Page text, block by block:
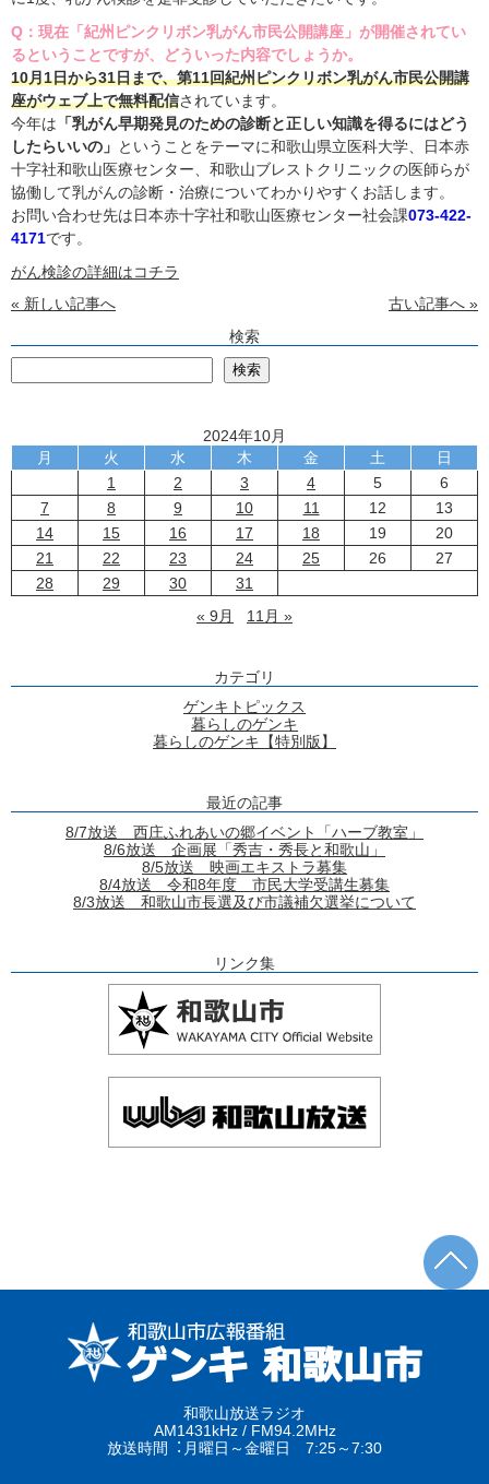
Q：現在「紀州ピンクリボン乳がん市民公開講座」が開催されてい
るということですが、どういった内容でしょうか。
10月1日から31日まで、第11回紀州ピンクリボン乳がん市民公開講
座がウェブ上で無料配信されています。
今年は 「乳がん早期発見のための診断と正しい知識を得るにはどう
したらいいの」 ということをテーマに和歌山県立医科大学、日本赤
十字社和歌山医療センター、和歌山ブレストクリニックの医師らが
協働して乳がんの診断・治療についてわかりやすくお話します。
お問い合わせ先は日本赤十字社和歌山医療センター社会課073-422-
4171です。
がん検診の詳細はコチラ
« 新しい記事へ
古い記事へ »
検索
検索
2024年10月
月
火 水 木 金 土
日
1
2 3 4 5
6
7
8 9 10 11 12
13
14
15 16 17 18 19
20
21
22 23 24 25 26
27
28
29 30
31
« 9月
11月 »
カテゴリ
ゲンキトピックス
暮らしのゲンキ
暮らしのゲンキ【特別版】
最近の記事
8/7放送 西庄ふれあいの郷イベント「ハーブ教室」
8/6放送 企画展「秀吉・秀長と和歌山」
8/5放送 映画エキストラ募集
8/4放送 令和8年度 市民大学受講生募集
8/3放送 和歌山市長選及び市議補欠選挙について
リンク集
和歌山放送ラジオ
AM1431kHz / FM94.2MHz
放送時間︓月曜日～金曜日 7:25～7:30